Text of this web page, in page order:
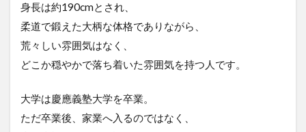
身長は約190cmとされ、
柔道で鍛えた大柄な体格でありながら、
荒々しい雰囲気はなく、
どこか穏やかで落ち着いた雰囲気を持つ人です。
大学は慶應義塾大学を卒業。
ただ卒業後、家業へ入るのではなく、